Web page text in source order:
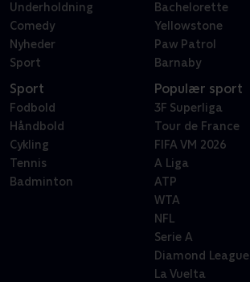
Underholdning
Comedy
Nyheder
Sport
Bachelorette
Yellowstone
Paw Patrol
Barnaby
Sport
Fodbold
Håndbold
Cykling
Tennis
Badminton
Populær sport
3F Superliga
Tour de France
FIFA VM 2026
A Liga
ATP
WTA
NFL
Serie A
Diamond League
La Vuelta